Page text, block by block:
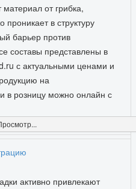
от грибка,
в структуру
барьер против
составы представлены в
с актуальными ценами и
на
в розницу можно онлайн с
активно привлекают